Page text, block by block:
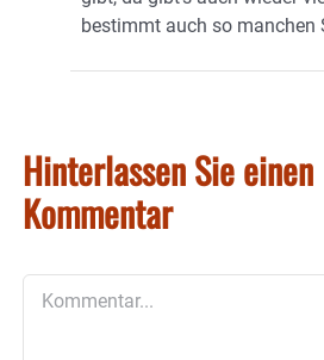
bestimmt auch so manchen
Hinterlassen Sie einen
Kommentar